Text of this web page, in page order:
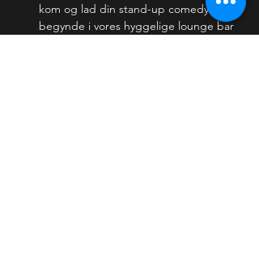
kom og lad din stand-up comedy aften
begynde i vores hyggelige lounge bar